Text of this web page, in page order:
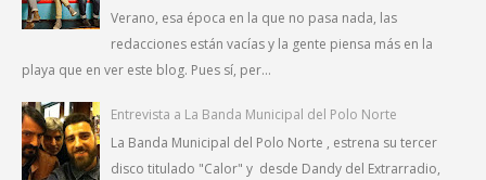
Verano, esa época en la que no pasa nada, las
redacciones están vacías y la gente piensa más en la
playa que en ver este blog. Pues sí, per...
Entrevista a La Banda Municipal del Polo Norte
La Banda Municipal del Polo Norte , estrena su tercer
disco titulado "Calor" y desde Dandy del Extrarradio,